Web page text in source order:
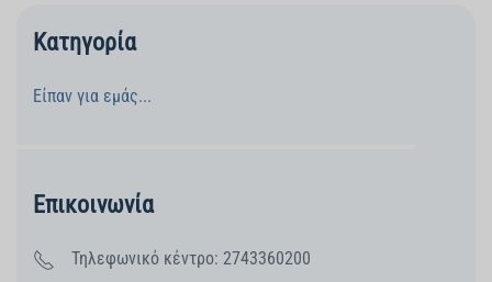
Κατηγορία
Είπαν για εμάς...
Επικοινωνία
Τηλεφωνικό κέντρο: 2743360200